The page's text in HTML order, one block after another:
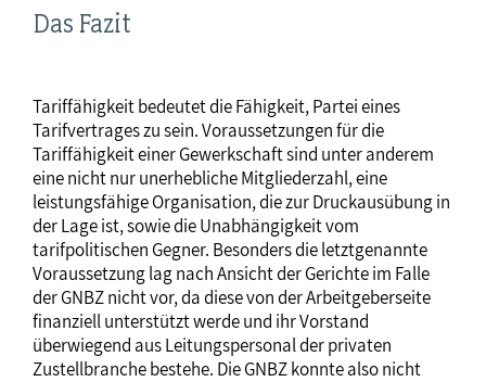
Das Fazit
Tariffähigkeit bedeutet die Fähigkeit, Partei eines
Tarifvertrages zu sein. Voraussetzungen für die
Tariffähigkeit einer Gewerkschaft sind unter anderem
eine nicht nur unerhebliche Mitgliederzahl, eine
leistungsfähige Organisation, die zur Druckausübung in
der Lage ist, sowie die Unabhängigkeit vom
tarifpolitischen Gegner. Besonders die letztgenannte
Voraussetzung lag nach Ansicht der Gerichte im Falle
der GNBZ nicht vor, da diese von der Arbeitgeberseite
finanziell unterstützt werde und ihr Vorstand
überwiegend aus Leitungspersonal der privaten
Zustellbranche bestehe. Die GNBZ konnte also nicht